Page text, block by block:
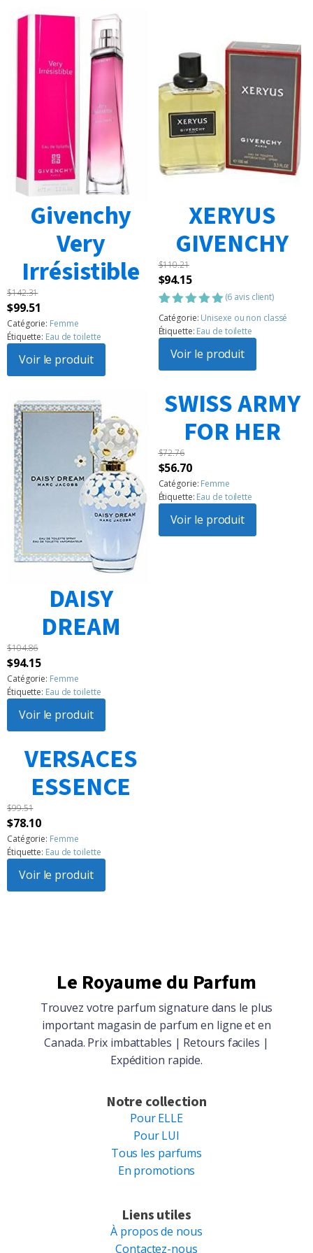
Givenchy
Very
Irrésistible
$142.31
Le
prix
initial
était :
$142.31.
$99.51
prix
actuel
est :
$99.51.
Catégorie: Femme
Étiquette: Eau de toilette
Voir le produit
XERYUS
GIVENCHY
$110.21
Le
prix
initial
était :
$110.21.
$94.15Le
prix
actuel
est :
$94.15.
Noté5.00
sur 5
basé sur
6
notations
client
(6 avis client)
Catégorie: Unisexe ou non classé
Étiquette: Eau de toilette
Voir le produit
DAISY
DREAM
$104.86
Le
prix
initial
était :
$104.86.
$94.15Le
prix
actuel
est :
$94.15.
Catégorie: Femme
Étiquette: Eau de toilette
Voir le produit
SWISS ARMY
FOR HER
$72.76
Le
prix
initial
était :
$72.76.
$56.70Le
prix
actuel
est :
$56.70.
Catégorie: Femme
Étiquette: Eau de toilette
Voir le produit
VERSACES
ESSENCE
$99.51
Le
prix
initial
était :
$99.51.
$78.10Le
prix
actuel
est :
$78.10.
Catégorie: Femme
Étiquette: Eau de toilette
Voir le produit
Le Royaume du Parfum
Trouvez votre parfum signature dans le plus
important magasin de parfum en ligne et en
Canada. Prix imbattables | Retours faciles |
Expédition rapide.
Notre collection
Pour ELLE
Pour LUI
Tous les parfums
En promotions
Liens utiles
À propos de nous
Contactez-nous